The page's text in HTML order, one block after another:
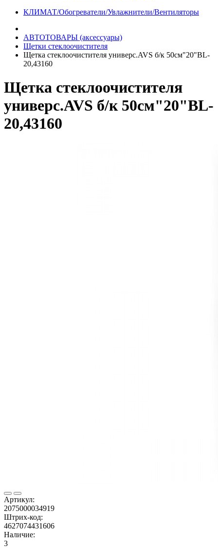
КЛИМАТ/Обогреватели/Увлажнители/Вентиляторы
АВТОТОВАРЫ (аксессуары)
Щетки стеклоочистителя
Щетка стеклоочистителя универс.AVS б/к 50см"20"BL-
20,43160
Щетка стеклоочистителя
универс.AVS б/к 50см"20"BL-
20,43160
Артикул:
2075000034919
Штрих-код:
4627074431606
Наличие:
3